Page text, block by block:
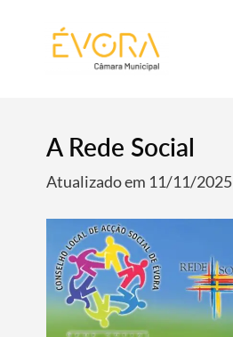
A Rede Social
Atualizado em 11/11/2025